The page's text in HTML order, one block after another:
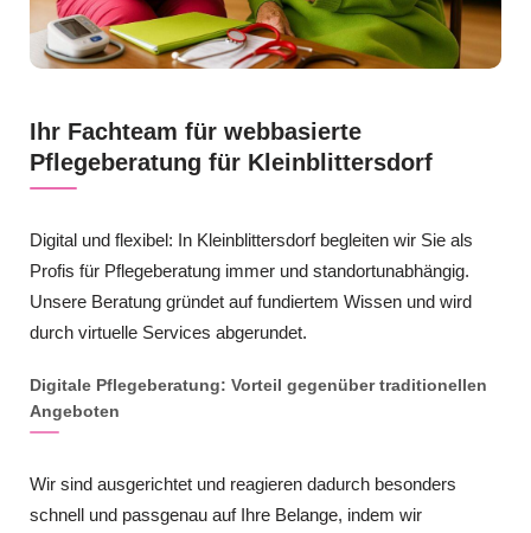
Ihr Fachteam für webbasierte
Pflegeberatung für Kleinblittersdorf
Digital und flexibel: In Kleinblittersdorf begleiten wir Sie als
Profis für Pflegeberatung immer und standortunabhängig.
Unsere Beratung gründet auf fundiertem Wissen und wird
durch virtuelle Services abgerundet.
Digitale Pflegeberatung: Vorteil gegenüber traditionellen
Angeboten
Wir sind ausgerichtet und reagieren dadurch besonders
schnell und passgenau auf Ihre Belange, indem wir